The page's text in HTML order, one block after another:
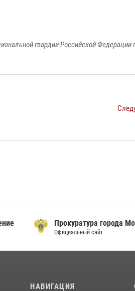
гвардии Российской Федерации
Прокуратура города
Официальный сайт
НАВИГАЦИЯ